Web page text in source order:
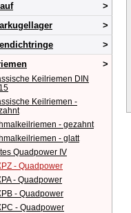
Keilriemen DIN
Keilriemen -
- gezahnt
- glatt
Quadpower IV
- Quadpower
- Quadpower
- Quadpower
- Quadpower